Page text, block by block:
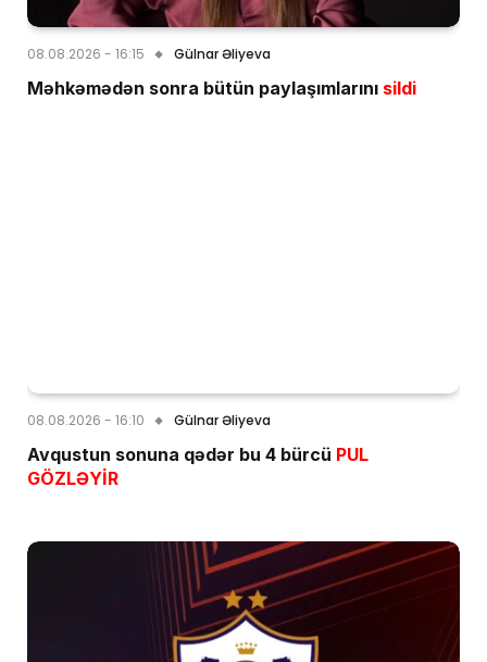
08.08.2026 - 16:15 Gülnar Əliyeva
Məhkəmədən sonra bütün paylaşımlarını sildi
08.08.2026 - 16:10 Gülnar Əliyeva
Avqustun sonuna qədər bu 4 bürcü PUL
GÖZLƏYİR